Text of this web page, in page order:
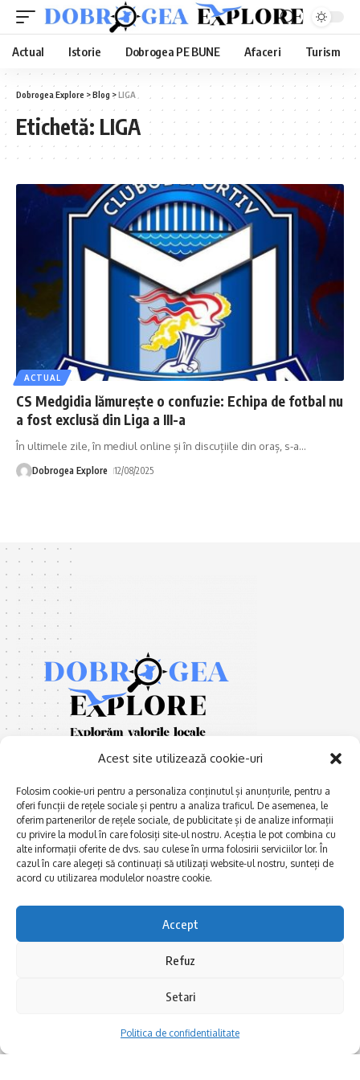
Acest site utilizează cookie-uri
Folosim cookie-uri pentru a personaliza conținutul și anunțurile, pentru a
oferi funcții de rețele sociale și pentru a analiza traficul. De asemenea, le
oferim partenerilor de rețele sociale, de publicitate și de analize informații
cu privire la modul în care folosiți site-ul nostru. Aceștia le pot combina cu
alte informații oferite de dvs. sau culese în urma folosirii serviciilor lor. În
cazul în care alegeți să continuați să utilizați website-ul nostru, sunteți de
acord cu utilizarea modulelor noastre cookie.
Accept
Refuz
Setari
Politica de confidentialitate
Actual Istorie Dobrogea PE BUNE Afaceri Turism
Dobrogea Explore >Blog >LIGA
Etichetă: LIGA
ACTUAL
CS Medgidia lămurește o confuzie: Echipa de fotbal nu
a fost exclusă din Liga a III-a
În ultimele zile, în mediul online și în discuțiile din oraș, s-a…
Dobrogea Explore 12/08/2025
E xplorăm Dobrogea,
Explorăm valorile locale:
Deltă, Litoral, cele mai mari
lacuri, cele mai vechi orașe,
multe etnii, CELE MAI
Afaceri și meșteșuguri
Actualitate
La Drum cu Ada